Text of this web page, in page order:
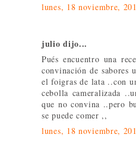
lunes, 18 noviembre,
julio dijo...
Pués encuentro una
convinación de sabores
el foigras de lata ..con
cebolla cameralizada
que no convina ..pero
se puede comer ,,
lunes, 18 noviembre,